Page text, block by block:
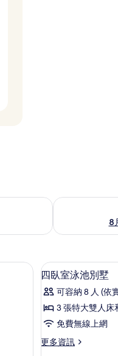
供應情況
8
查看下週末 (8
桌、遮光布/窗簾
顯
示
四
臥
泳
20
四臥室泳池別墅
可容納 8 人 (依
3 張特大雙人床
免費無線上網
更多資訊
更